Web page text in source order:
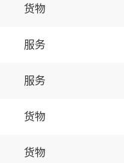
货物
服务
服务
货物
货物